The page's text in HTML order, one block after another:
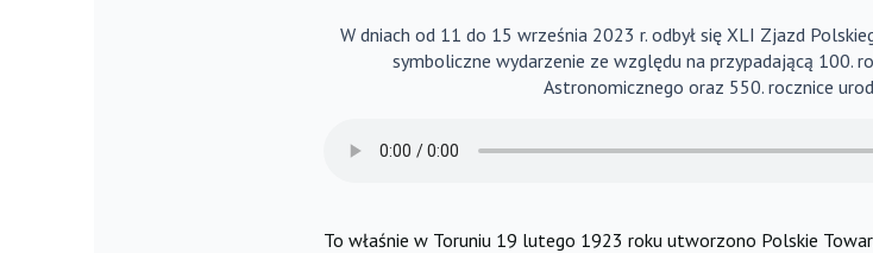
W dniach od 11 do 15 września 2023 r. odbył się XLI Zjazd
symboliczne wydarzenie ze względu na przypadającą 100.
Astronomicznego oraz 550. rocznice
To właśnie w Toruniu 19 lutego 1923 roku utworzono Polskie